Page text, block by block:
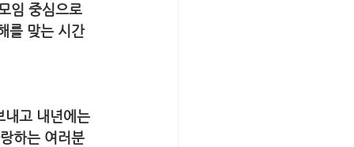
임 중심으로
고 내년에는
랑하는 여러분